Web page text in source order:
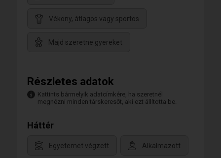
Vékony, átlagos vagy sportos
Majd szeretne gyereket
Részletes adatok
Kattints bármelyik adatcímkére, ha szeretnél
megnézni minden társkeresőt, aki ezt állította be.
Háttér
Egyetemet végzett Alkalmazott